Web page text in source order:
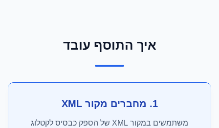
איך התוסף עובד
1. מחברים מקור XML
משתמשים במקור XML של הספק כבסיס לקטלוג